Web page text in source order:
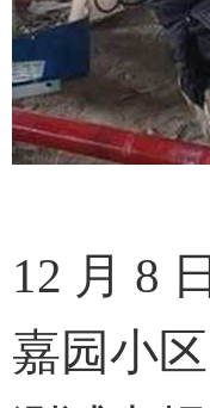
12 月 8
嘉园小